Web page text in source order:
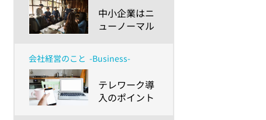
​中小企業はニ
ューノーマル
さん白書
えてきた「経
営リスク」の
会社経営のこと -Business-
​テレワーク導
入のポイント